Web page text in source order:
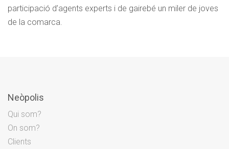
participació d’agents experts i de gairebé un miler de joves
de la comarca.
Neòpolis
Qui som?
On som?
Clients